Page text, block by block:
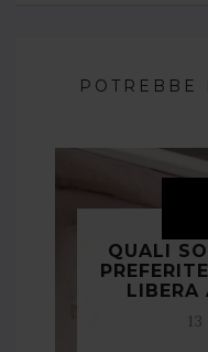
POTREBBE
QUALI
LIBERA